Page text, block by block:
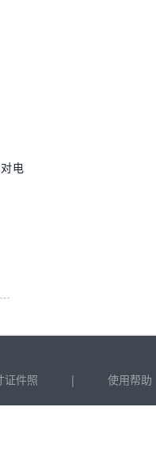
电
证件照 | 使用帮助